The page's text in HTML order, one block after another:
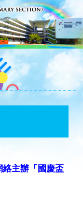
主辦「國慶盃